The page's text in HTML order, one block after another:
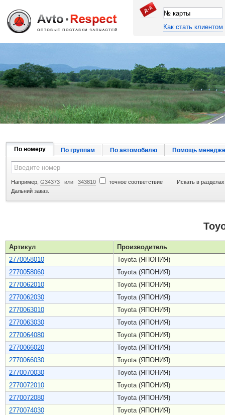
Джапан Авто
Как стать клиентом
По номеру По группам По автомобилю Помощь
Например, G34373 или 343810 точное соответствие
Искать в
Дальний заказ.
Артикул
Производитель
2770058010
Toyota (ЯПОНИЯ)
2770058060
Toyota (ЯПОНИЯ)
2770062010
Toyota (ЯПОНИЯ)
2770062030
Toyota (ЯПОНИЯ)
2770063010
Toyota (ЯПОНИЯ)
2770063030
Toyota (ЯПОНИЯ)
2770064080
Toyota (ЯПОНИЯ)
2770066020
Toyota (ЯПОНИЯ)
2770066030
Toyota (ЯПОНИЯ)
2770070030
Toyota (ЯПОНИЯ)
2770072010
Toyota (ЯПОНИЯ)
2770072080
Toyota (ЯПОНИЯ)
2770074030
Toyota (ЯПОНИЯ)